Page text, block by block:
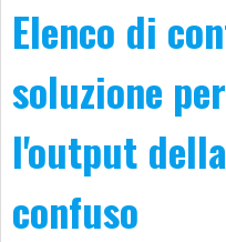
Elenco di
soluzione
l'output
confuso